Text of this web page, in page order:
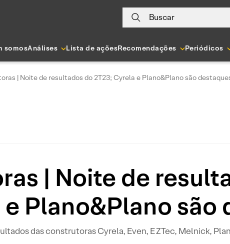
Buscar
somosAnálises Lista de açõesRecomendações Periódicos
| Noite de resultados do 2T23; Cyrela e Plano&Plano são
| Noite de
Plano&Plano são
das construtoras Cyrela, Even, EZTec, Melnick,